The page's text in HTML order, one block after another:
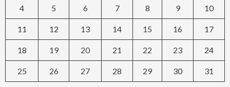
4 5 6 7 8 9 10
11 12 13 14 15 16 17
18 19 20 21 22 23 24
25 26 27 28 29 30 31